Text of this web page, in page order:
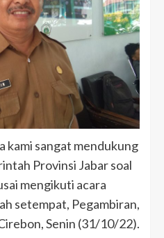
kami sangat mendukung
Provinsi Jabar soal
mengikuti acara
setempat, Pegambiran,
Senin (31/10/22).